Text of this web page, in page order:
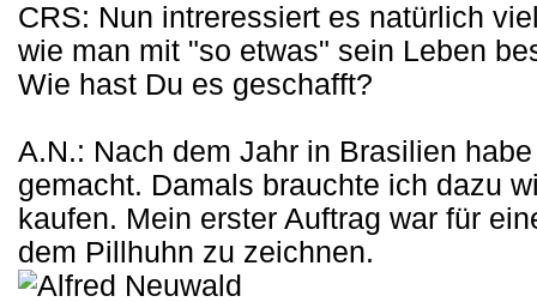
CRS: Nun intreressiert es natürlich
wie man mit "so etwas" sein Leben
Wie hast Du es geschafft?
A.N.: Nach dem Jahr in Brasilien
gemacht. Damals brauchte ich dazu
kaufen. Mein erster Auftrag war für
dem Pillhuhn zu zeichnen.